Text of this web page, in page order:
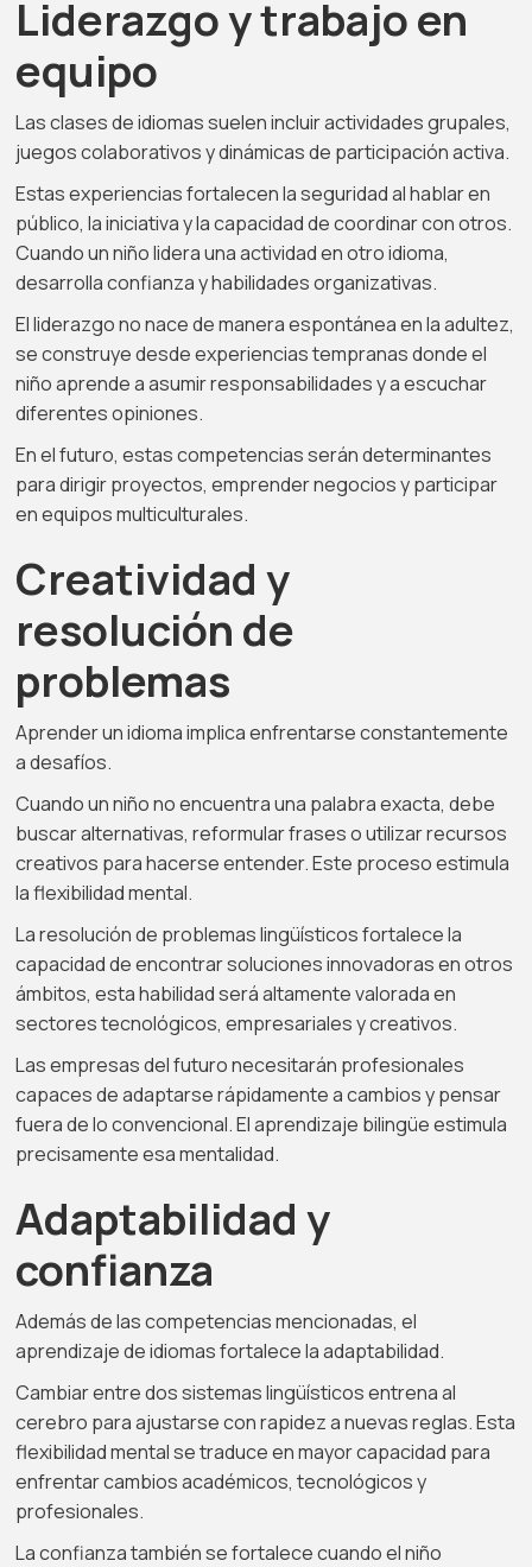
Liderazgo y trabajo en
equipo
Las clases de idiomas suelen incluir actividades grupales,
juegos colaborativos y dinámicas de participación activa.
Estas experiencias fortalecen la seguridad al hablar en
público, la iniciativa y la capacidad de coordinar con otros.
Cuando un niño lidera una actividad en otro idioma,
desarrolla confianza y habilidades organizativas.
El liderazgo no nace de manera espontánea en la adultez,
se construye desde experiencias tempranas donde el
niño aprende a asumir responsabilidades y a escuchar
diferentes opiniones.
En el futuro, estas competencias serán determinantes
para dirigir proyectos, emprender negocios y participar
en equipos multiculturales.
Creatividad y
resolución de
problemas
Aprender un idioma implica enfrentarse constantemente
a desafíos.
Cuando un niño no encuentra una palabra exacta, debe
buscar alternativas, reformular frases o utilizar recursos
creativos para hacerse entender. Este proceso estimula
la flexibilidad mental.
La resolución de problemas lingüísticos fortalece la
capacidad de encontrar soluciones innovadoras en otros
ámbitos, esta habilidad será altamente valorada en
sectores tecnológicos, empresariales y creativos.
Las empresas del futuro necesitarán profesionales
capaces de adaptarse rápidamente a cambios y pensar
fuera de lo convencional. El aprendizaje bilingüe estimula
precisamente esa mentalidad.
Adaptabilidad y
confianza
Además de las competencias mencionadas, el
aprendizaje de idiomas fortalece la adaptabilidad.
Cambiar entre dos sistemas lingüísticos entrena al
cerebro para ajustarse con rapidez a nuevas reglas. Esta
flexibilidad mental se traduce en mayor capacidad para
enfrentar cambios académicos, tecnológicos y
profesionales.
La confianza también se fortalece cuando el niño